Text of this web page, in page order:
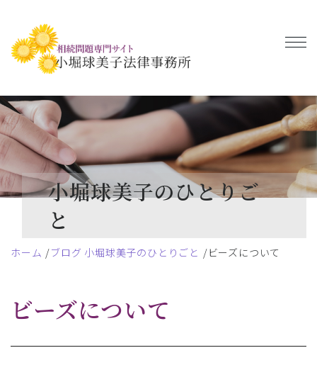
小堀球美子のひとりご
と
ホーム ブログ 小堀球美子のひとりごと ビーズについて
ビーズについて